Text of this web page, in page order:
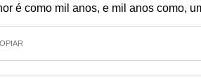
é como mil anos, e mil anos como,